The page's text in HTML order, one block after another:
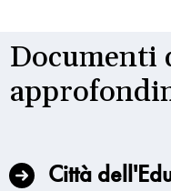
Documenti
Città